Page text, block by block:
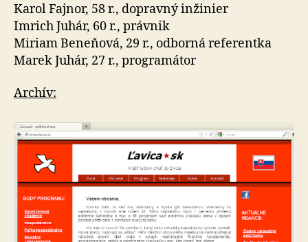
Karol Fajnor, 58 r., dopravný inžinier
Imrich Juhár, 60 r., právnik
Miriam Beneňová, 29 r., odborná referentka
Marek Juhár, 27 r., programátor
Archív: